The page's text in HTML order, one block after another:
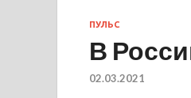
ПУЛЬС
В
02.03.2021